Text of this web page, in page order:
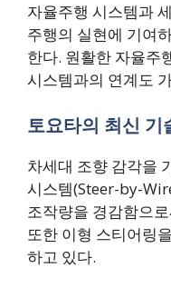
자율주행 시스템과
주행의 실현에 기여
한다. 원활한 자율주
시스템과의 연계도
토요타의 최신 기
차세대 조향 감각을
시스템(Steer-by-
조작량을 경감함으
또한 이형 스티어링
하고 있다.